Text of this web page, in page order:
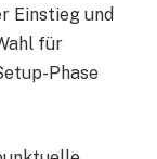
Einstieg und
für
Phase